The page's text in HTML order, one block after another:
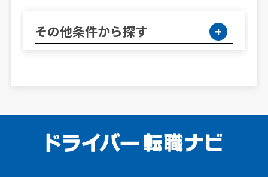
その他条件から探す